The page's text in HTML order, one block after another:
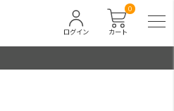
カート
0
ログイン